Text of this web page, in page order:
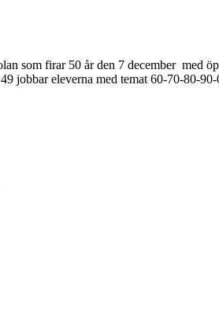
som firar 50 år den 7 december med
jobbar eleverna med temat 60-70-80-